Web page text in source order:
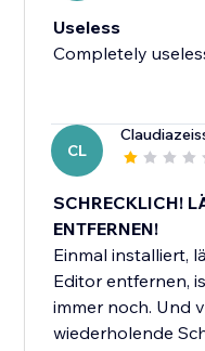
Useless
Completely
CL
SCHRECKLICH!
ENTFERNEN!
Einmal installiert,
Editor entfernen,
immer noch. Und
wiederholende